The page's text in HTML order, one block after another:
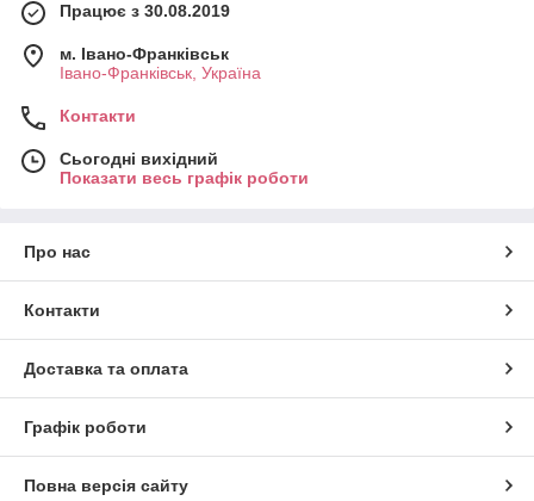
Працює з 30.08.2019
м. Івано-Франківськ
Івано-Франківськ, Україна
Контакти
Сьогодні вихідний
Показати весь графік роботи
Про нас
Контакти
Доставка та оплата
Графік роботи
Повна версія сайту